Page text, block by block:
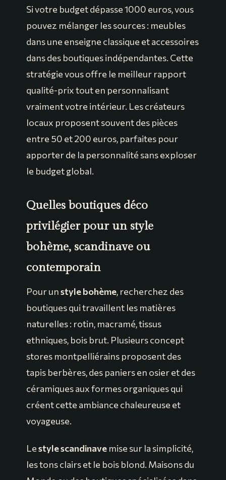
Si votre budget dépasse 1000 euros, vous
pouvez mélanger les sources : meubles
dans une enseigne classique et accessoires
dans des boutiques indépendantes. Cette
stratégie vous offre le meilleur rapport
qualité-prix tout en personnalisant
vraiment votre intérieur. Les créateurs
locaux proposent souvent des pièces
entre 50 et 200 euros, parfaites pour
apporter de la personnalité sans exploser
le budget global.
Quelles boutiques déco
privilégier pour un style
bohème, scandinave ou
contemporain
Pour unstyle bohème, recherchez des
boutiques qui travaillent les matières
naturelles : rotin, macramé, tissus
ethniques, bois brut. Plusieurs concept
stores montpelliérains proposent des
tapis berbères, des paniers en osier et des
céramiques aux formes organiques qui
créent cette ambiance chaleureuse et
voyageuse.
Lestyle scandinave mise sur la simplicité,
les tons clairs et le bois blond. Maisons du